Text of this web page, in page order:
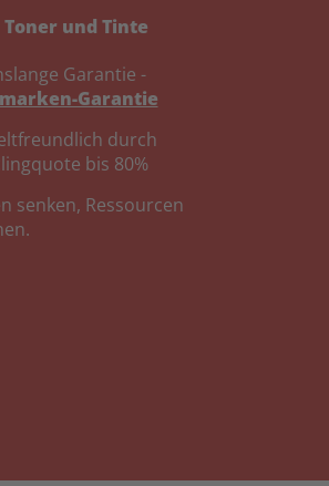
und Tinte
Garantie -
Garantie
durch
bis 80%
senken, Ressourcen